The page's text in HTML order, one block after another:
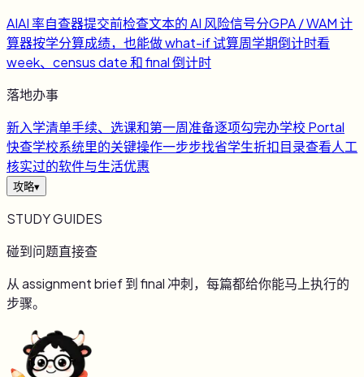
AIAI 率自查器提交前检查文本的 AI 风险信号分GPA / WAM 计
算器按学分算成绩，也能做 what-if 试算周学期倒计时看
week、census date 和 final 倒计时
落地办事
新入学清单手续、选课和第一周准备逐项勾完办学校 Portal
快查学校系统里的关键操作一步步找省学生折扣目录查看人工
核实过的软件与生活优惠
攻略▾
STUDY GUIDES
碰到问题直接查
从 assignment brief 到 final 冲刺，每篇都给你能马上执行的
步骤。